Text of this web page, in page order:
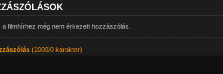
a filmhírhez még nem érkezett hozzászólás.
(1000/0 karakter)